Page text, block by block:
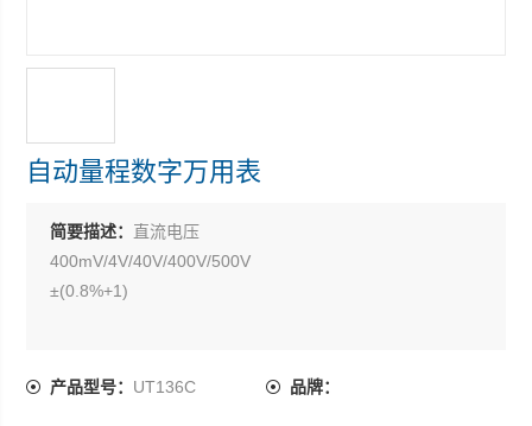
自动量程数字万用表
简要描述： 直流电压
400mV/4V/40V/400V/500V
±(0.8%+1)
400mV/4V/40V/400V/500V
产品型号： UT136C 品牌：